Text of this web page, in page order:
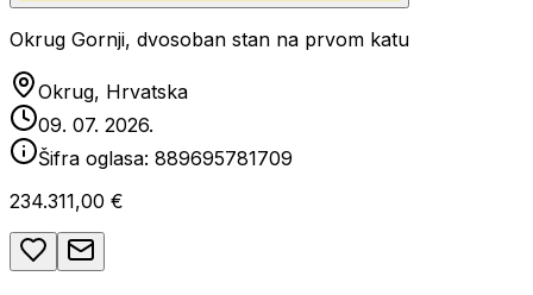
Okrug Gornji, dvosoban stan na prvom katu
Okrug, Hrvatska
09. 07. 2026.
Šifra oglasa: 889695781709
234.311,00 €